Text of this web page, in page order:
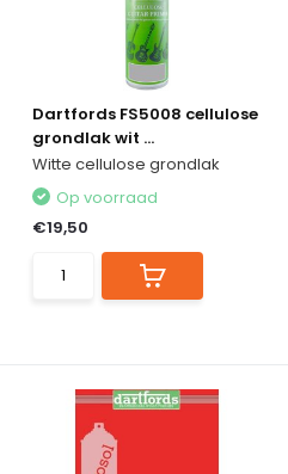
Dartfords FS5008 cellulose
grondlak wit ...
Witte cellulose grondlak
Op voorraad
€19,50